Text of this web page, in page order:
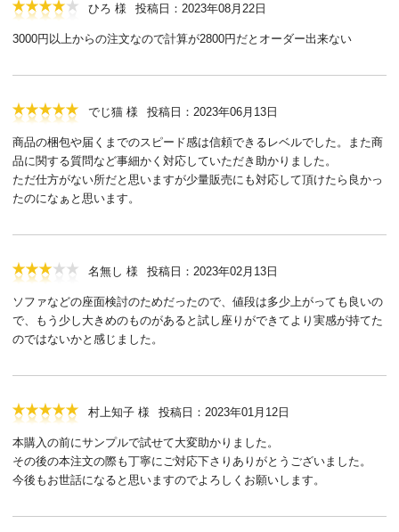
ひろ 様 投稿日：2023年08月22日
3000円以上からの注文なので計算が2800円だとオーダー出来ない
でじ猫 様 投稿日：2023年06月13日
商品の梱包や届くまでのスピード感は信頼できるレベルでした。また商
品に関する質問など事細かく対応していただき助かりました。
ただ仕方がない所だと思いますが少量販売にも対応して頂けたら良かっ
たのになぁと思います。
名無し 様 投稿日：2023年02月13日
ソファなどの座面検討のためだったので、値段は多少上がっても良いの
で、もう少し大きめのものがあると試し座りができてより実感が持てた
のではないかと感じました。
村上知子 様 投稿日：2023年01月12日
本購入の前にサンプルで試せて大変助かりました。
その後の本注文の際も丁寧にご対応下さりありがとうございました。
今後もお世話になると思いますのでよろしくお願いします。